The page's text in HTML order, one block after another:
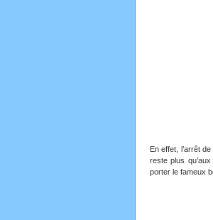
En effet, l’arrêt
reste plus
porter le fameux